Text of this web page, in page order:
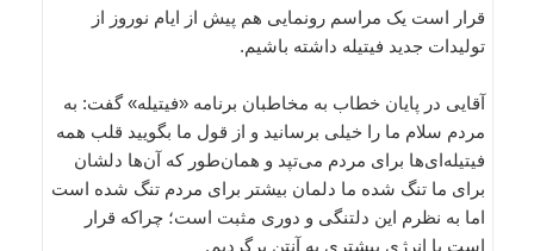
قرار است یک مراسم رونمایی هم پیش از ایام نوروز از
تولیدات جدید فیتیله داشته باشیم.
آقایی در پایان خطاب به مخاطبان برنامه «فیتیله» گفت: به
مردم سلام ما را خیلی برسانید و از قول ما بگویید قلب همه
فیتیله‌ای‌ها برای مردم می‌تپد و همان‌طور که آن‌ها دلشان
برای ما تنگ شده ما دلمان بیشتر برای مردم تنگ شده است
اما به نظرم این دلتنگی و دوری مثبت است؛ چراکه قرار
است با انرژی بیشتری به آنتن برگردیم.